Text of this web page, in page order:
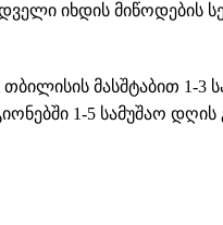
იხდის მიწოდების
მასშტაბით 1-3
1-5 სამუშაო დღის